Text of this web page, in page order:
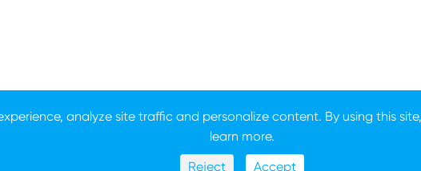
analyze site traffic and personalize content. By using this
learn more.
Reject
Accept